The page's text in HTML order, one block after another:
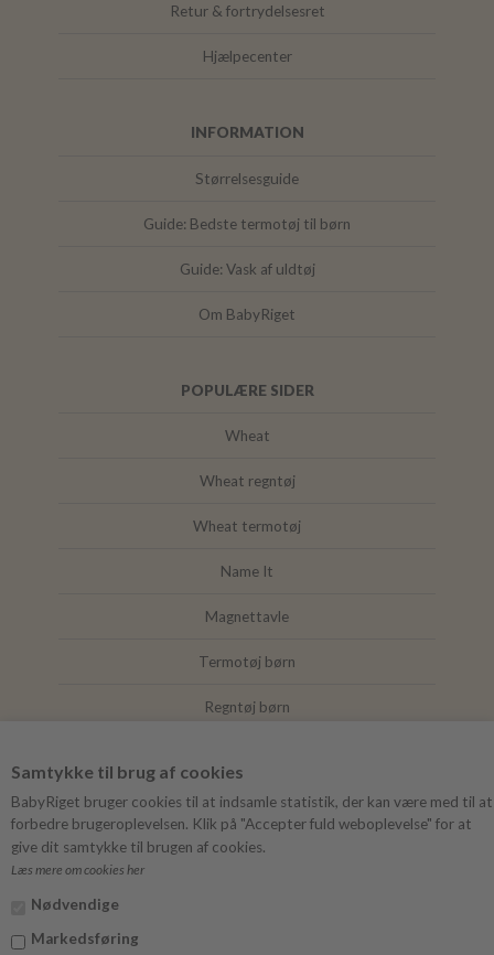
Samtykke til brug af cookies
BabyRiget bruger cookies til at indsamle statistik, der kan være med til at
forbedre brugeroplevelsen. Klik på "Accepter fuld weboplevelse" for at
give dit samtykke til brugen af cookies.
Læs mere om cookies her
Nødvendige
Markedsføring
Retur & fortrydelsesret
Hjælpecenter
INFORMATION
Størrelsesguide
Guide: Bedste termotøj til børn
Guide: Vask af uldtøj
Om BabyRiget
POPULÆRE SIDER
Wheat
Wheat regntøj
Wheat termotøj
Name It
Magnettavle
Termotøj børn
Regntøj børn
Mushie